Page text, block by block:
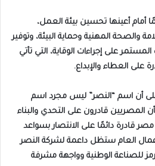
أمام أعينها تحسين بيئة العمل،
والصحة المهنية وحماية البيئة، وتوفير
المستمر على إجراءات الوقاية، التي تأتي
على العطاء والإبداع.
أن اسم “النصر” ليس مجرد اسم
المصريين قادرون على التحدي والبناء
قادرة دائمًا على الانتصار بسواعد
العام ستظل داعمة لشركة النصر
للصناعة الوطنية وواجهة مشرفة